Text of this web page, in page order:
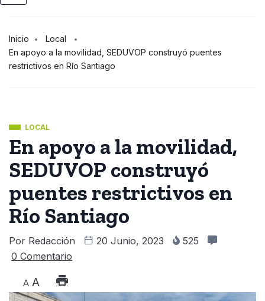
Inicio
Local
En apoyo a la movilidad, SEDUVOP construyó puentes
restrictivos en Río Santiago
LOCAL
En apoyo a la movilidad,
SEDUVOP construyó
puentes restrictivos en
Río Santiago
Por Redacción 20 Junio, 2023
525
0 Comentario
A A